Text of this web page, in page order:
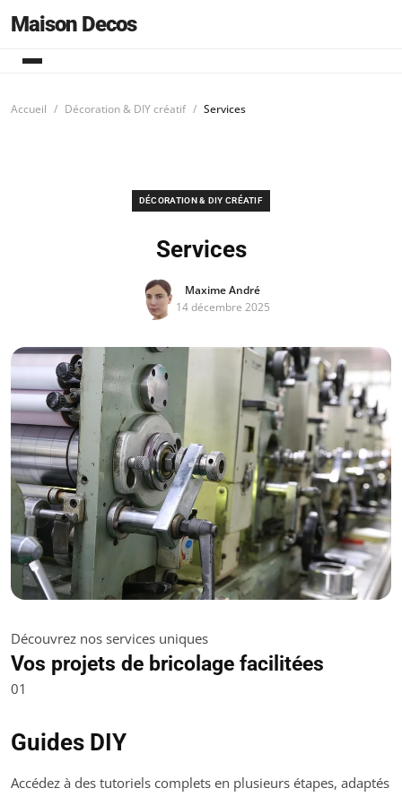
Maison Decos
Accueil Décoration & DIY créatif Services
DÉCORATION & DIY CRÉATIF
Services
Maxime André
14 décembre 2025
Découvrez nos services uniques
Vos projets de bricolage facilitées
01
Guides DIY
Accédez à des tutoriels complets en plusieurs étapes, adaptés